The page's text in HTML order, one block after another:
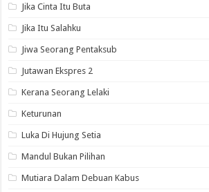
Jika Cinta Itu Buta
Jika Itu Salahku
Jiwa Seorang Pentaksub
Jutawan Ekspres 2
Kerana Seorang Lelaki
Keturunan
Luka Di Hujung Setia
Mandul Bukan Pilihan
Mutiara Dalam Debuan Kabus